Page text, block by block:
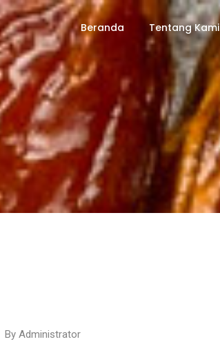
Beranda Tentang Kami
By Administrator